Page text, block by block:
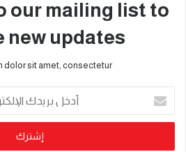
our mailing list to
new updates!
dolor sit amet, consectetur.